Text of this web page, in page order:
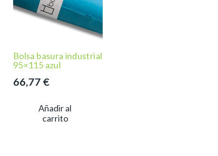
Bolsa basura industrial
95×115 azul
66,77 €
Añadir al
carrito